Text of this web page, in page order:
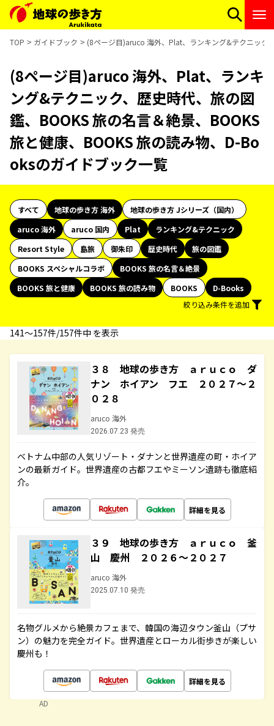
TOP ガイドブック (8ページ目)aruco 海外、Plat、ランキング&テクニック
(8ページ目)aruco 海外、Plat、ランキ
ング&テクニック、歴史時代、旅の図
鑑、BOOKS 旅の名言＆絶景、BOOKS
旅と健康、BOOKS 旅の読み物、D-Bo
oksのガイドブック一覧
すべて 地球の歩き方 海外
地球の歩き方 Jシリーズ（国内）
aruco 海外
aruco 国内 Plat
ランキング&テクニック
Resort Style
島旅 御朱印 歴史時代
旅の図鑑
BOOKS スペシャルコラボ
BOOKS 旅の名言＆絶景
BOOKS 旅と健康
BOOKS 旅の読み物 BOOKS
D-Books
絞り込み条件を追加
141〜157件/157件中 を表示
３８ 地球の歩き方 ａｒｕｃｏ ダ
ナン ホイアン フエ ２０２７～２
０２８
aruco 海外
2026.07.23 発売
ベトナム中部の人気リゾート・ダナンと世界遺産の町・ホイア
ンの最新ガイド。世界遺産の古都フエやミーソン遺跡も徹底紹
介。
詳細を見る
３９ 地球の歩き方 ａｒｕｃｏ 釜
山 慶州 ２０２６～２０２７
aruco 海外
2025.07.10 発売
名物グルメから絶景カフェまで、韓国の海辺タウン釜山（プサ
ン）の魅力を完全ガイド。世界遺産とローカル街歩きが楽しい
慶州も！
詳細を見る
AD